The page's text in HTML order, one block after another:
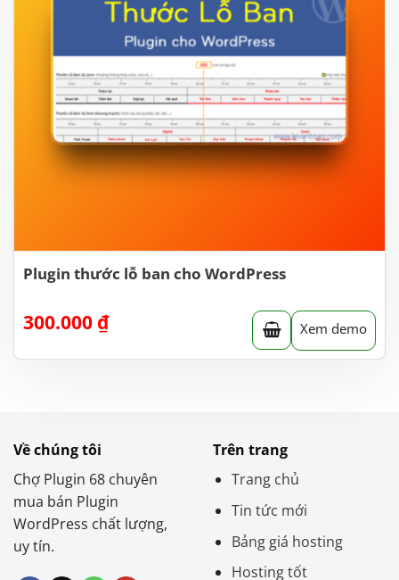
Plugin thước lỗ ban cho WordPress
300.000 ₫ Xem demo
Về chúng tôi
Chợ Plugin 68 chuyên
mua bán Plugin
WordPress chất lượng,
uy tín.
Trên trang
Trang chủ
Tin tức mới
Bảng giá hosting
Hosting tốt